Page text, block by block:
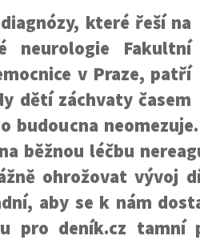
které řeší na
neurologie Fakultní
v Praze, patří
dětí záchvaty časem
budoucna
běžnou léčbu
ohrožovat vývoj
aby se k nám
pro deník.cz tamní